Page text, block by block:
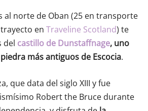
al norte de Oban (25 en transporte
en Traveline Scotland) te
del castillo de Dunstaffnage, uno
más antiguos de Escocia.
que data del siglo XIII y fue
Robert the Bruce durante